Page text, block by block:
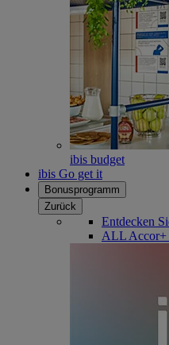
ibis budget
ibis Go get it
Bonusprogramm
Zurück
Entdecken
ALL Accor+